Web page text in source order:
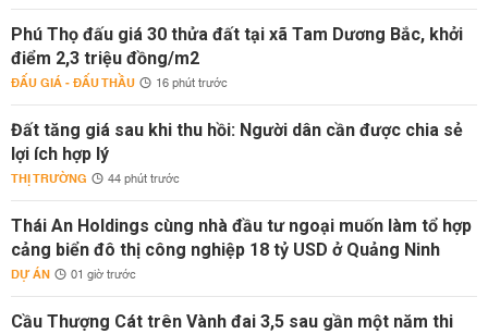
Phú Thọ đấu giá 30 thửa đất tại xã Tam Dương Bắc, khởi
điểm 2,3 triệu đồng/m2
ĐẤU GIÁ - ĐẤU THẦU 16 phút trước
Đất tăng giá sau khi thu hồi: Người dân cần được chia sẻ
lợi ích hợp lý
THỊ TRƯỜNG 44 phút trước
Thái An Holdings cùng nhà đầu tư ngoại muốn làm tổ hợp
cảng biển đô thị công nghiệp 18 tỷ USD ở Quảng Ninh
DỰ ÁN 01 giờ trước
Cầu Thượng Cát trên Vành đai 3,5 sau gần một năm thi